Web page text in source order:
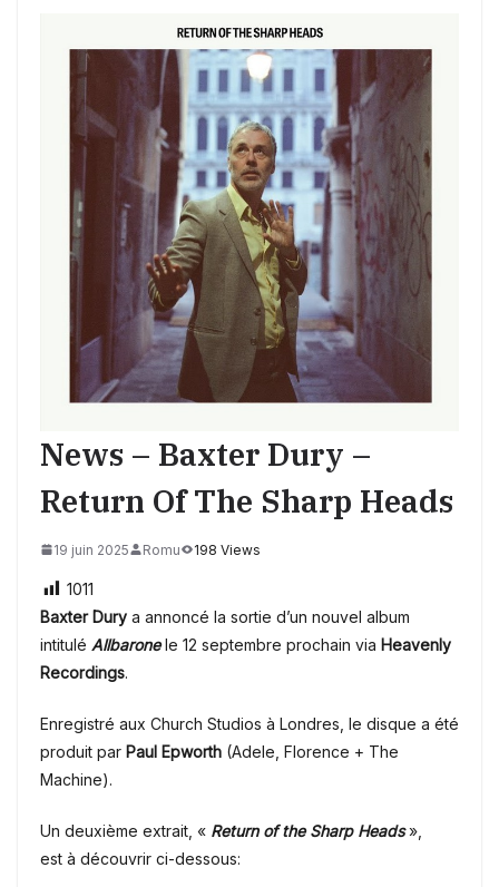
News – Baxter Dury –
Return Of The Sharp Heads
19 juin 2025 Romu 198 Views
1011
Baxter Dury a annoncé la sortie d’un nouvel album
intitulé Allbaronele 12 septembre prochain via Heavenly
Recordings.
Enregistré aux Church Studios à Londres, le disque a été
produit par Paul Epworth (Adele, Florence + The
Machine).
Un deuxième extrait, « Return of the Sharp Heads»
est à découvrir ci-dessous: